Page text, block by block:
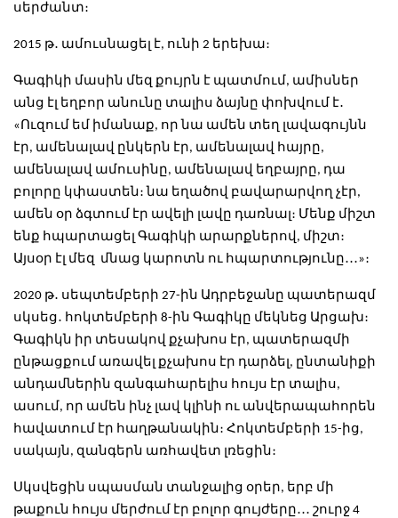
սերժանտ։
2015 թ․ ամուսնացել է, ունի 2 երեխա։
Գագիկի մասին մեզ քույրն է պատմում, ամիսներ
անց էլ եղբոր անունը տալիս ձայնը փոխվում է․
«Ուզում եմ իմանաք, որ նա ամեն տեղ լավագույնն
էր, ամենալավ ընկերն էր, ամենալավ հայրը,
ամենալավ ամուսինը, ամենալավ եղբայրը, դա
բոլորը կփաստեն։ նա եղածով բավարարվող չէր,
ամեն օր ձգտում էր ավելի լավը դառնալ։ Մենք միշտ
ենք հպարտացել Գագիկի արարքներով, միշտ։
Այսօր էլ մեզ մնաց կարոտն ու հպարտությունը․․․»։
2020 թ․ սեպտեմբերի 27-ին Ադրբեջանը պատերազմ
սկսեց․ հոկտեմբերի 8-ին Գագիկը մեկնեց Արցախ։
Գագիկն իր տեսակով քչախոս էր, պատերազմի
ընթացքում առավել քչախոս էր դարձել, ընտանիքի
անդամներին զանգահարելիս հույս էր տալիս,
ասում, որ ամեն ինչ լավ կլինի ու անվերապահորեն
հավատում էր հաղթանակին։ Հոկտեմբերի 15-ից,
սակայն, զանգերն առհավետ լռեցին։
Սկսվեցին սպասման տանջալից օրեր, երբ մի
թաքուն հույս մերժում էր բոլոր գույժերը․․․ շուրջ 4